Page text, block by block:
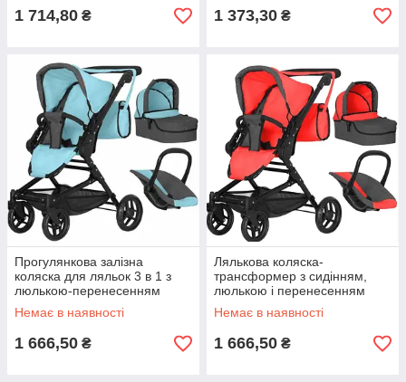
1 714,80 ₴ 1 373,30 ₴
Прогулянкова залізна
коляска для ляльок 3 в 1 з
люлькою-перенесенням
MELOBO 9636 BLUE
CARRELLO MAGIA , блакитна
Немає в наявності
1 666,50 ₴
Лялькова коляска-
трансформер з сидінням,
люлькою і перенесенням
MELOBO 9636 RED
CARRELLO MAGIA, колір
Немає в наявності
1 666,50 ₴